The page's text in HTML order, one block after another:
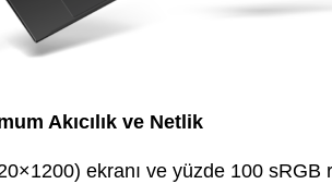
Akıcılık ve Netlik
ekranı ve yüzde 100